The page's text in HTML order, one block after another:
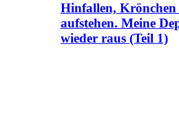
Hinfallen, Krönchen
aufstehen. Meine
wieder raus (Teil 1)